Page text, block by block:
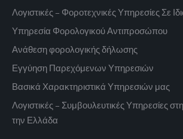
Λογιστικές – Φοροτεχνικές Υπηρεσίες Σε
Υπηρεσία Φορολογικού Αντιπροσώπου
Ανάθεση φορολογικής δήλωσης
Εγγύηση Παρεχόμενων Υπηρεσιών
Βασικά Χαρακτηριστικά Υπηρεσιών μας
Λογιστικές – Συμβουλευτικές Υπηρεσίες
την Ελλάδα